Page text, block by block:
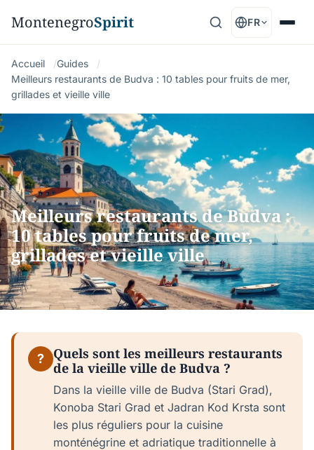
MontenegroSpirit FR
Accueil
Guides
Meilleurs restaurants de Budva : 10 tables pour fruits de mer,
grillades et vieille ville
Meilleurs restaurants de Budva :
10 tables pour fruits de mer,
grillades et vieille ville
?
Quels sont les meilleurs restaurants
de la vieille ville de Budva ?
Dans la vieille ville de Budva (Stari Grad),
Konoba Stari Grad et Jadran Kod Krsta sont
les plus réguliers pour la cuisine
monténégrine et adriatique traditionnelle à